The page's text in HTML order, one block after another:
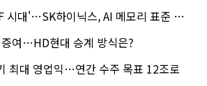
'…SK하이닉스, AI 메모리 표준 선점 나섰다
여…HD현대 승계 방식은?
최대 영업익…연간 수주 목표 12조로